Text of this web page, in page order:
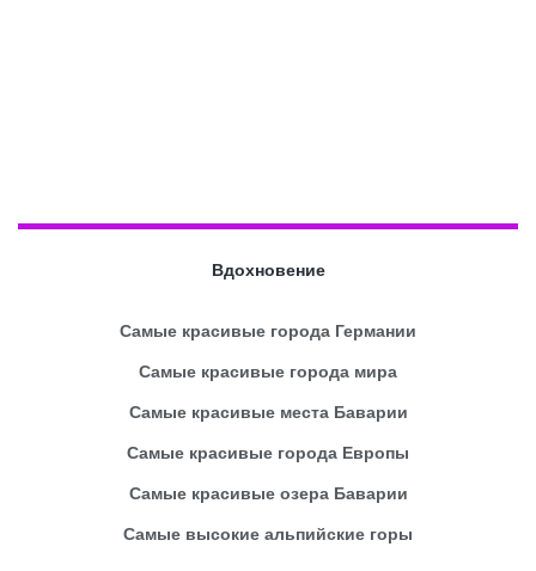
Вдохновение
Самые красивые города Германии
Самые красивые города мира
Самые красивые места Баварии
Самые красивые города Европы
Самые красивые озера Баварии
Самые высокие альпийские горы